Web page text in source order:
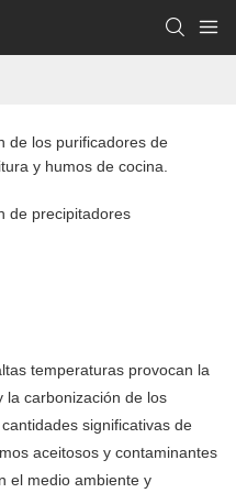
de los purificadores de
y humos de cocina.
de precipitadores
temperaturas provocan la
la carbonización de los
significativas de
aceitosos y contaminantes
el medio ambiente y